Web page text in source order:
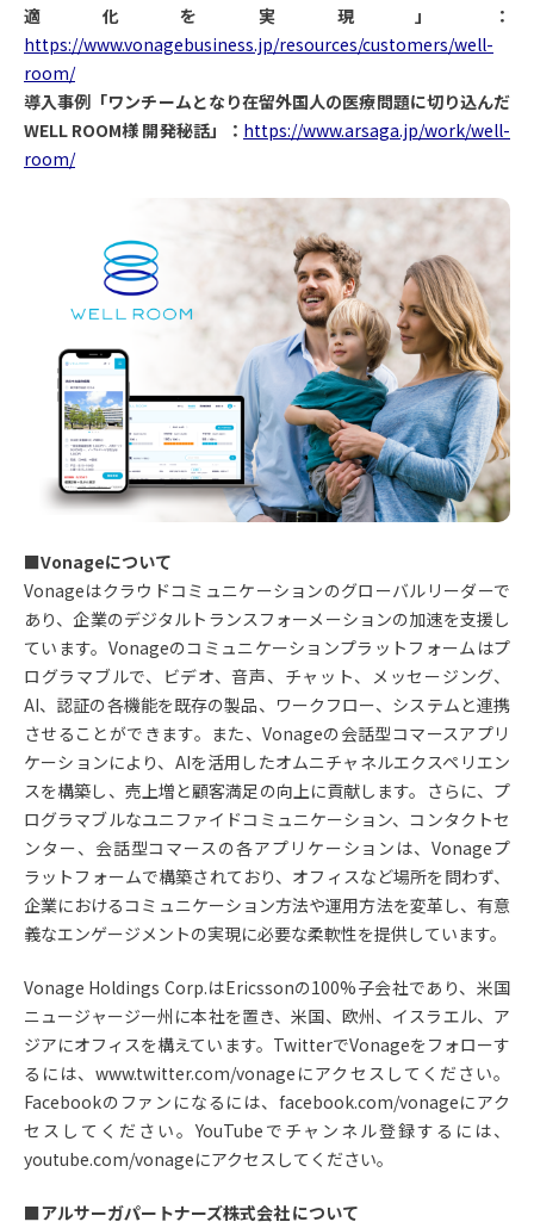
適化を実現」：
https://www.vonagebusiness.jp/resources/customers/well-
room/
導入事例「ワンチームとなり在留外国人の医療問題に切り込んだ
WELL ROOM様 開発秘話」： https://www.arsaga.jp/work/well-
room/
■Vonageについて
Vonageはクラウドコミュニケーションのグローバルリーダーで
あり、企業のデジタルトランスフォーメーションの加速を支援し
ています。Vonageのコミュニケーションプラットフォームはプ
ログラマブルで、ビデオ、音声、チャット、メッセージング、
AI、認証の各機能を既存の製品、ワークフロー、システムと連携
させることができます。また、Vonageの会話型コマースアプリ
ケーションにより、AIを活用したオムニチャネルエクスペリエン
スを構築し、売上増と顧客満足の向上に貢献します。さらに、プ
ログラマブルなユニファイドコミュニケーション、コンタクトセ
ンター、会話型コマースの各アプリケーションは、Vonageプ
ラットフォームで構築されており、オフィスなど場所を問わず、
企業におけるコミュニケーション方法や運用方法を変革し、有意
義なエンゲージメントの実現に必要な柔軟性を提供しています。
Vonage Holdings Corp.はEricssonの100%子会社であり、米国
ニュージャージー州に本社を置き、米国、欧州、イスラエル、ア
ジアにオフィスを構えています。TwitterでVonageをフォローす
るには、www.twitter.com/vonageにアクセスしてください。
Facebookのファンになるには、facebook.com/vonageにアク
セスしてください。YouTubeでチャンネル登録するには、
youtube.com/vonageにアクセスしてください。
■アルサーガパートナーズ株式会社 について